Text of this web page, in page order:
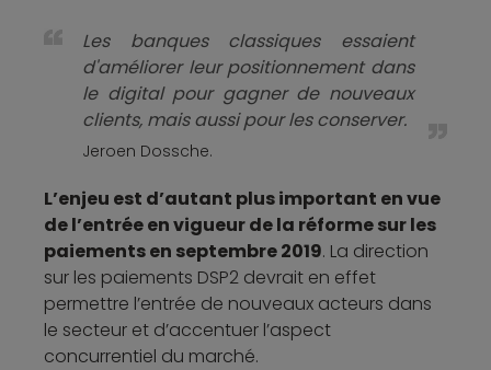
Les banques classiques essaient
d'améliorer leur positionnement dans
le digital pour gagner de nouveaux
clients, mais aussi pour les conserver.
Jeroen Dossche.
L’enjeu est d’autant plus important en vue
de l’entrée en vigueur de la réforme sur les
paiements en septembre 2019. La direction
sur les paiements DSP2 devrait en effet
permettre l’entrée de nouveaux acteurs dans
le secteur et d’accentuer l’aspect
concurrentiel du marché.